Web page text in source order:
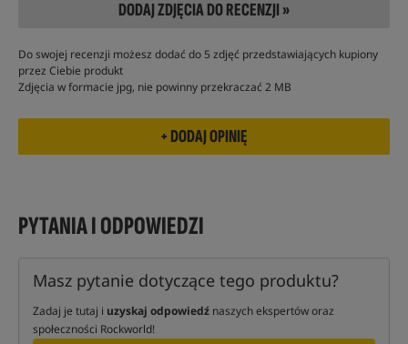
DODAJ ZDJĘCIA DO RECENZJI »
Do swojej recenzji możesz dodać do 5 zdjęć przedstawiających kupiony
przez Ciebie produkt
Zdjęcia w formacie jpg, nie powinny przekraczać 2 MB
PYTANIA I ODPOWIEDZI
Masz pytanie dotyczące tego produktu?
Zadaj je tutaj i uzyskaj odpowiedź naszych ekspertów oraz
społeczności Rockworld!